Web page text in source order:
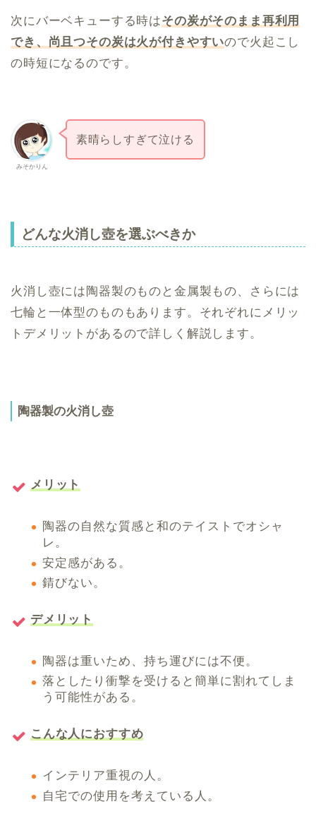
次にバーベキューする時はその炭がそのまま再利用
でき、尚且つその炭は火が付きやすいので火起こし
の時短になるのです。
みそかりん
素晴らしすぎて泣ける
どんな火消し壺を選ぶべきか
火消し壺には陶器製のものと金属製もの、さらには
七輪と一体型のものもあります。それぞれにメリッ
トデメリットがあるので詳しく解説します。
陶器製の火消し壺
メリット
陶器の自然な質感と和のテイストでオシャ
レ。
安定感がある。
錆びない。
デメリット
陶器は重いため、持ち運びには不便。
落としたり衝撃を受けると簡単に割れてしま
う可能性がある。
こんな人におすすめ
インテリア重視の人。
自宅での使用を考えている人。